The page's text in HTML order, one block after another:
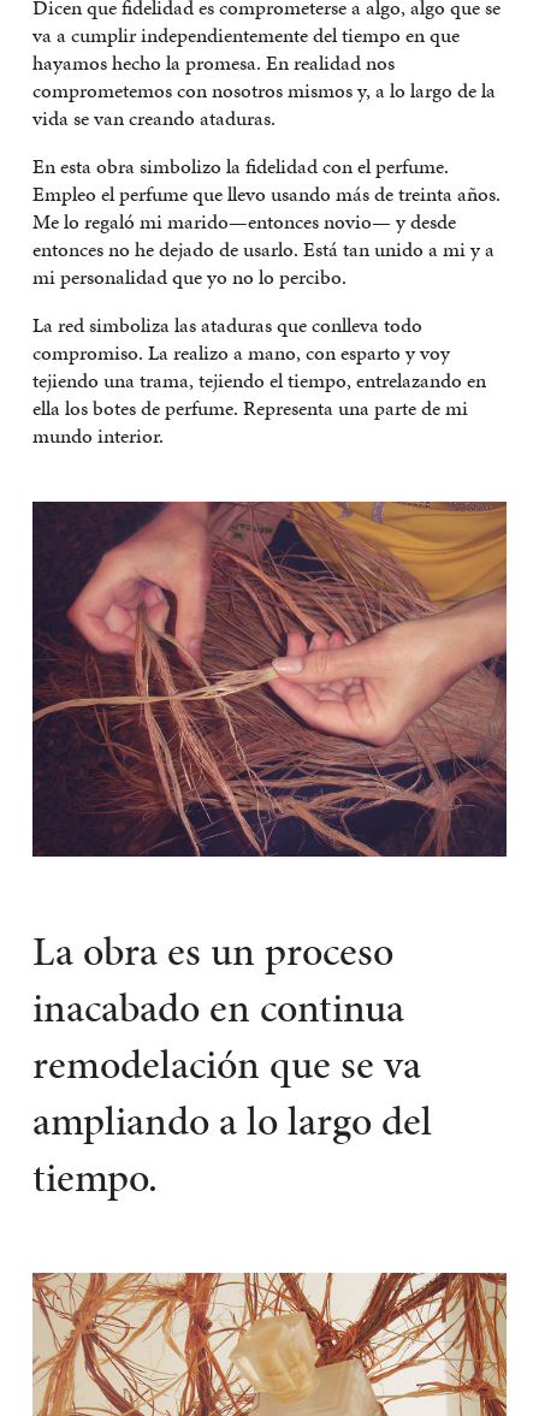
Dicen que fidelidad es comprometerse a algo, algo que se
va a cumplir independientemente del tiempo en que
hayamos hecho la promesa. En realidad nos
comprometemos con nosotros mismos y, a lo largo de la
vida se van creando ataduras.
En esta obra simbolizo la fidelidad con el perfume.
Empleo el perfume que llevo usando más de treinta años.
Me lo regaló mi marido—entonces novio— y desde
entonces no he dejado de usarlo. Está tan unido a mi y a
mi personalidad que yo no lo percibo.
La red simboliza las ataduras que conlleva todo
compromiso. La realizo a mano, con esparto y voy
tejiendo una trama, tejiendo el tiempo, entrelazando en
ella los botes de perfume. Representa una parte de mi
mundo interior.
La obra es un proceso
inacabado en continua
remodelación que se va
ampliando a lo largo del
tiempo.